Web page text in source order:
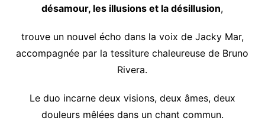
désamour, les illusions et la désillusion,
trouve un nouvel écho dans la voix de Jacky Mar,
accompagnée par la tessiture chaleureuse de Bruno
Rivera.
Le duo incarne deux visions, deux âmes, deux
douleurs mêlées dans un chant commun.